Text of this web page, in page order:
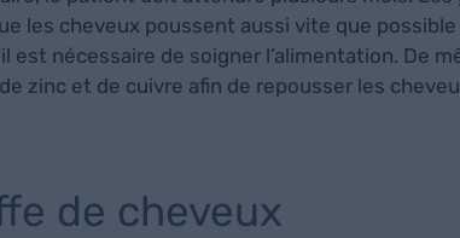
les cheveux poussent aussi vite que
nécessaire de soigner l’alimentation. De
zinc et de cuivre afin de repousser les
de cheveux